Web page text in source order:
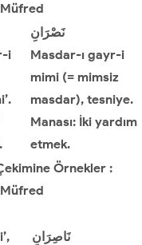
i
نَصْرَانِ
Masdar-ı gayr-i
mimi (= mimsiz
masdar), tesniye.
Manası: İki yardım
etmek.
Örnekler :
نَاصِرَانِ